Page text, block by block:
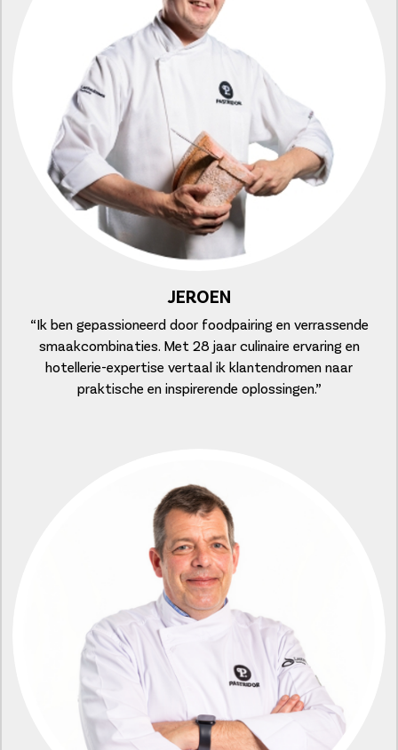
JEROEN
“Ik ben gepassioneerd door foodpairing en verrassende
smaakcombinaties. Met 28 jaar culinaire ervaring en
hotellerie-expertise vertaal ik klantendromen naar
praktische en inspirerende oplossingen.”